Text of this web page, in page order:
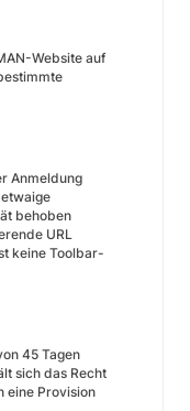
Website auf
Anmeldung
behoben
URL
keine Toolbar-
45 Tagen
sich das Recht
eine Provision